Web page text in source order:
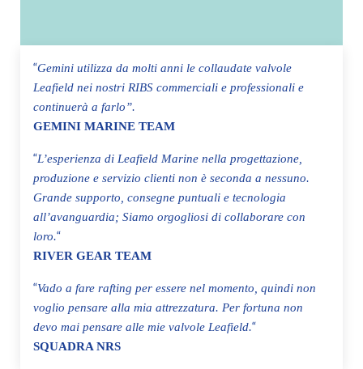
“Gemini utilizza da molti anni le collaudate valvole
Leafield nei nostri RIBS commerciali e professionali e
continuerà a farlo”.
GEMINI MARINE TEAM
“L’esperienza di Leafield Marine nella progettazione,
produzione e servizio clienti non è seconda a nessuno.
Grande supporto, consegne puntuali e tecnologia
all’avanguardia; Siamo orgogliosi di collaborare con
loro.“
RIVER GEAR TEAM
“Vado a fare rafting per essere nel momento, quindi non
voglio pensare alla mia attrezzatura. Per fortuna non
devo mai pensare alle mie valvole Leafield.“
SQUADRA NRS